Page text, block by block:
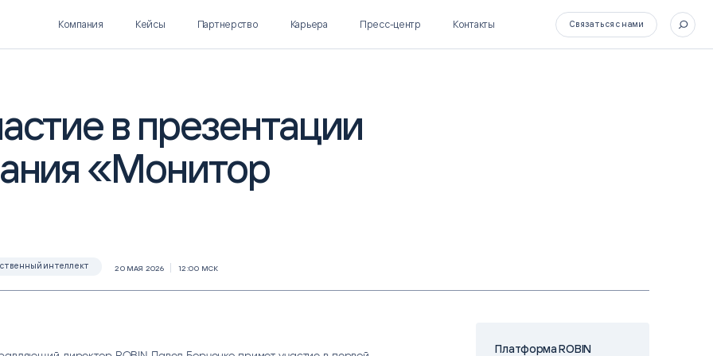
Polymatica EPM
ПЛАНИРОВАНИЕ И
БЮДЖЕТИРОВАНИЕ
SL Soft AI
AI ДЛЯ ГИПЕРАВТОМАТИЗАЦИИ
Компания Кейсы Партнерство Карьера Пресс-центр Контакты Связаться с нами
в презентации
«Монитор
интеллект 20 МАЯ 2026 12:00 МСК
Платформа ROBIN